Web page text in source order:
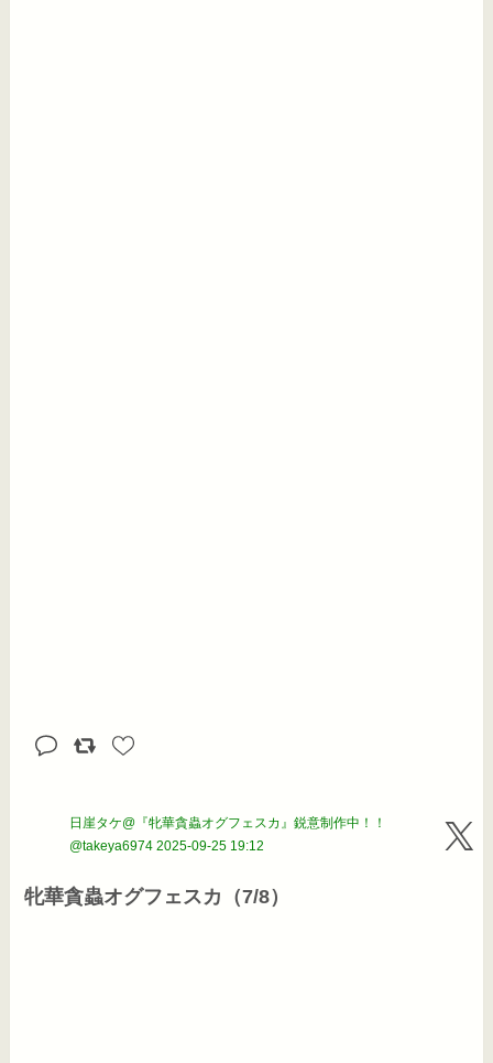
日崖タケ@『牝華貪蟲オグフェスカ』鋭意制作中！！
@takeya6974 2025-09-25 19:12
牝華貪蟲オグフェスカ（7/8）